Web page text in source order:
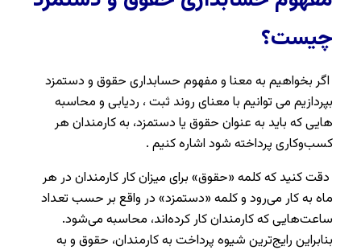
چیست؟
اگر بخواهیم به معنا و مفهوم حسابداری حقوق و دستمزد
بپردازیم می توانیم با معنای روند ثبت ، ردیابی و محاسبه
هایی که باید به عنوان حقوق یا دستمزد، به کارمندان هر
کسب‌وکاری پرداخته شود اشاره کنیم .
دقت کنید که کلمه «حقوق» برای میزان کار کارمندان در هر
ماه به‌ کار می‌رود و کلمه «دستمزد» در واقع بر حسب تعداد
ساعت‌هایی که کارمندان کار کرده‌اند، محاسبه می‌شود.
بنابراین رایج‌ترین شیوه پرداخت به کارمندان، حقوق و به